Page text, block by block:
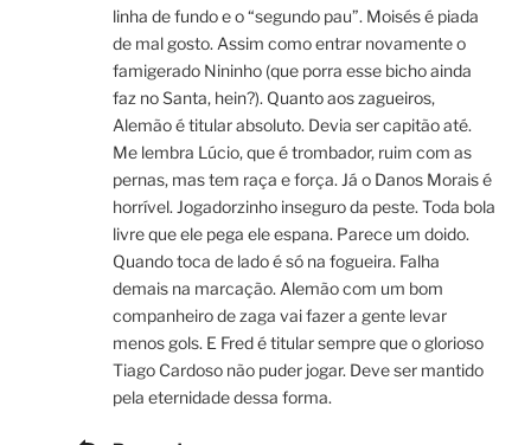
linha de fundo e o “segundo pau”. Moisés é piada
de mal gosto. Assim como entrar novamente o
famigerado Nininho (que porra esse bicho ainda
faz no Santa, hein?). Quanto aos zagueiros,
Alemão é titular absoluto. Devia ser capitão até.
Me lembra Lúcio, que é trombador, ruim com as
pernas, mas tem raça e força. Já o Danos Morais é
horrível. Jogadorzinho inseguro da peste. Toda bola
livre que ele pega ele espana. Parece um doido.
Quando toca de lado é só na fogueira. Falha
demais na marcação. Alemão com um bom
companheiro de zaga vai fazer a gente levar
menos gols. E Fred é titular sempre que o glorioso
Tiago Cardoso não puder jogar. Deve ser mantido
pela eternidade dessa forma.